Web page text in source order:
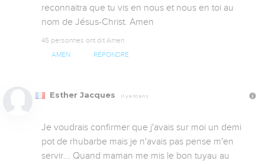
reconnaitra que tu vis en nous et nous en toi au
nom de Jésus-Christ. Amen
45 personnes ont dit Amen
AMEN RÉPONDRE
Esther Jacques Il y a 10 ans
Je voudrais confirmer que j'avais sur moi un demi
pot de rhubarbe mais je n'avais pas pense m'en
servir... Quand maman me mis le bon tuyau au